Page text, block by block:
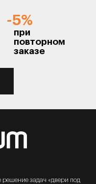
-5%
при
повторном
заказе
задач «двери под